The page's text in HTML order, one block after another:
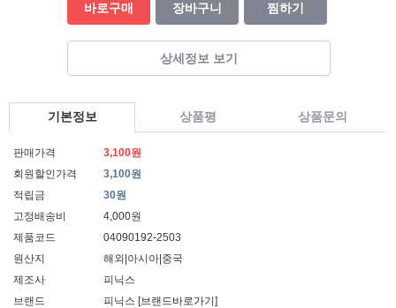
바로구매 장바구니 찜하기
상세정보 보기
기본정보 상품평 상품문의
판매가격
3,100원
회원할인가격
3,100원
적립금
30원
고정배송비
4,000원
제품코드
04090192-2503
원산지
해외|아시아|중국
제조사
피닉스
브랜드
피닉스 [브랜드바로가기]